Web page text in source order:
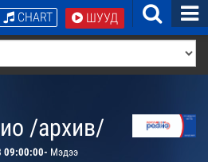
ШУУД
CHART
/архив/
09:00:00- Мэдээ